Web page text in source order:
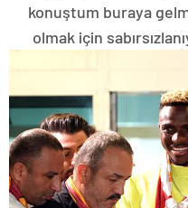
konuştum buraya
olmak için